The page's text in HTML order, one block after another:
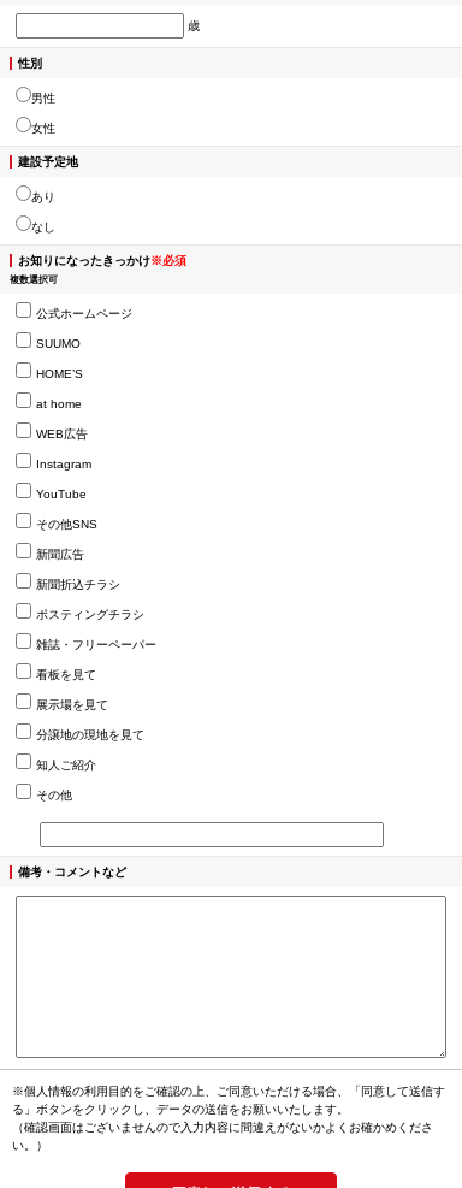
歳
性別
男性
女性
建設予定地
あり
なし
お知りになったきっかけ※必須
複数選択可
公式ホームページ
SUUMO
HOME’S
at home
WEB広告
Instagram
YouTube
その他SNS
新聞広告
新聞折込チラシ
ポスティングチラシ
雑誌・フリーペーパー
看板を見て
展示場を見て
分譲地の現地を見て
知人ご紹介
その他
備考・コメントなど
※個人情報の利用目的をご確認の上、ご同意いただける場合、「同意して送信す
る」ボタンをクリックし、データの送信をお願いいたします。
（確認画面はございませんので入力内容に間違えがないかよくお確かめくださ
い。）